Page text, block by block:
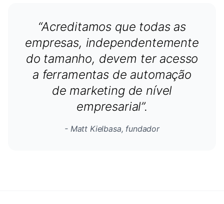
“Acreditamos que todas as
empresas, independentemente
do tamanho, devem ter acesso
a ferramentas de automação
de marketing de nível
empresarial”.
- Matt Kielbasa, fundador